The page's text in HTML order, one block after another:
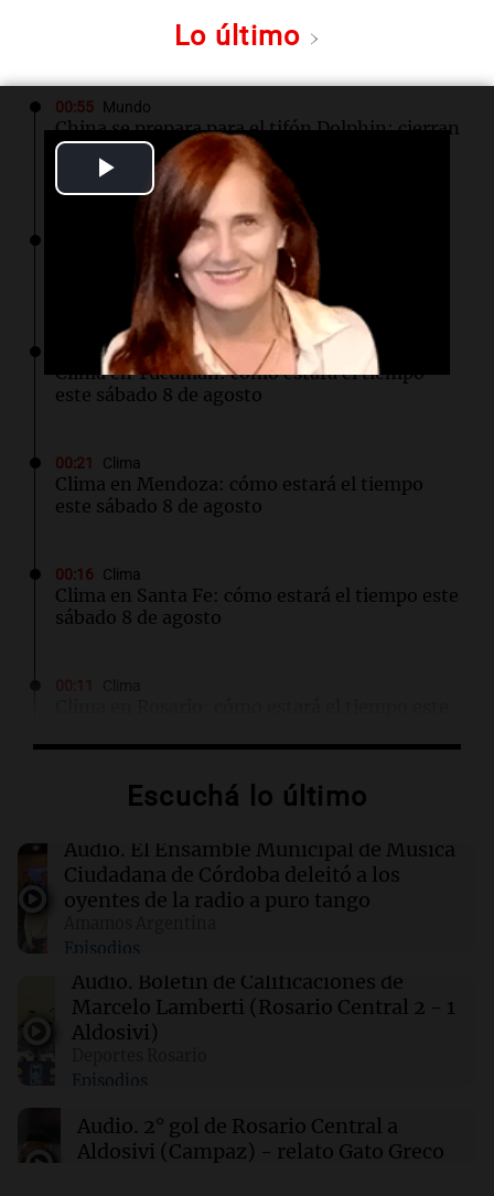
Play
Video
Lo último
00:55 Mundo
China se prepara para el tifón Dolphin; cierran
escuelas y actividades turísticas en varias
provincias
Clima en Salta: cómo estará el tiempo este
sábado 8 de agosto
Clima
Clima en Tucumán: cómo estará el tiempo
este sábado 8 de agosto
00:21 Clima
Clima en Mendoza: cómo estará el tiempo
este sábado 8 de agosto
00:16 Clima
Clima en Santa Fe: cómo estará el tiempo este
sábado 8 de agosto
La Cadena del Gol
Estudiantes de Río Cuarto y escala posiciones
en su zona
Clima en CABA: cómo estará el tiempo este
sábado 8 de agosto
00:00 Clima
sábado 8 de agosto
Escuchá lo último
Audio. El Ensamble Municipal de Música
Ciudadana de Córdoba deleitó a los
oyentes de la radio a puro tango
Episodios
Audio. Boletín de Calificaciones de
Marcelo Lamberti (Rosario Central 2 - 1
Aldosivi)
Episodios
Audio. 2° gol de Rosario Central a
Aldosivi (Campaz) - relato Gato Greco